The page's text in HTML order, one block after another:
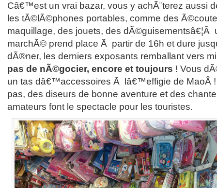
Câ€™est un vrai bazar, vous y achÃ¨terez aussi
les tÃ©lÃ©phones portables, comme des
maquillage, des jouets, des dÃ©guisementsâ€¦Ã
marchÃ© prend place Ã partir de 16h et dure
dÃ®ner, les derniers exposants remballant vers
pas de nÃ©gocier, encore et toujours ! Vous
un tas dâ€™accessoires Ã lâ€™effigie de MaoÂ
pas, des diseurs de bonne aventure et des
amateurs font le spectacle pour les touristes.